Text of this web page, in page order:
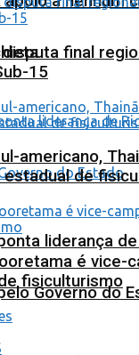
liderança
Governo do
final
15
americano,
de
é vice-
fisiculturismo